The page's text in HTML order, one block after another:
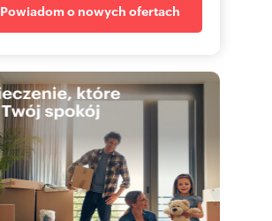
Powiadom o nowych ofertach